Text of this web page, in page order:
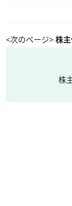
<次のページ>株
株